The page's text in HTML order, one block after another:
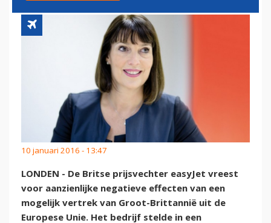
10 januari 2016 - 13:47
LONDEN - De Britse prijsvechter easyJet vreest
voor aanzienlijke negatieve effecten van een
mogelijk vertrek van Groot-Brittannië uit de
Europese Unie. Het bedrijf stelde in een